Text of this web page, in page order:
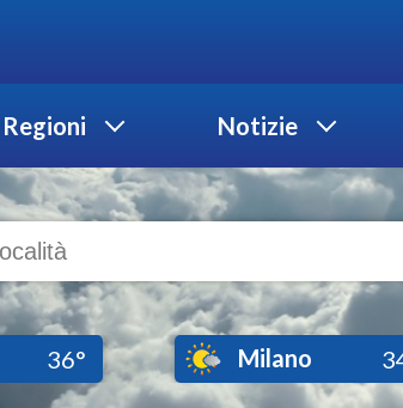
Regioni Notizie
36° Milano